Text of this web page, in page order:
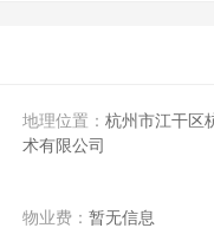
地理位置：杭州市江干区
术有限公司
物业费：暂无信息